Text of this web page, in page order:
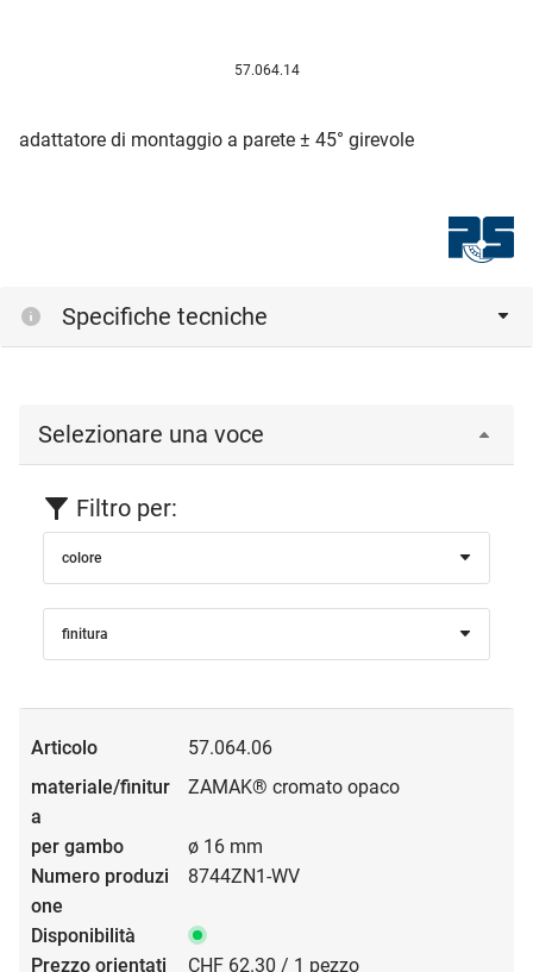
57.064.14
adattatore di montaggio a parete ± 45° girevole
Specifiche tecniche
Selezionare una voce
Filtro per:
colore
finitura
57.064.06
ZAMAK® cromato opaco
ø 16 mm
8744ZN1-WV
CHF 62.30 / 1 pezzo